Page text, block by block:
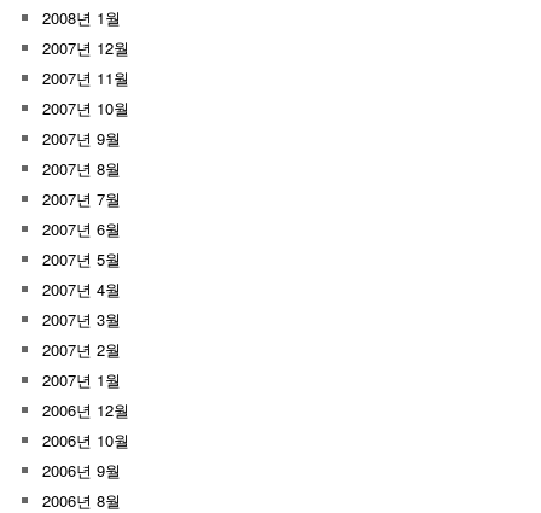
2008년 1월
2007년 12월
2007년 11월
2007년 10월
2007년 9월
2007년 8월
2007년 7월
2007년 6월
2007년 5월
2007년 4월
2007년 3월
2007년 2월
2007년 1월
2006년 12월
2006년 10월
2006년 9월
2006년 8월